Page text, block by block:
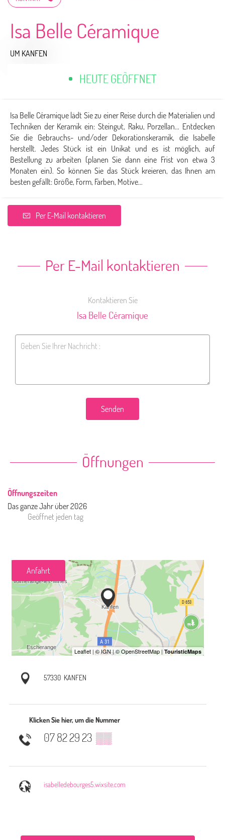
Isa Belle Céramique
UM KANFEN
HEUTE GEÖFFNET
Isa Belle Céramique lädt Sie zu einer Reise durch die Materialien und
Techniken der Keramik ein: Steingut, Raku, Porzellan... Entdecken
Sie die Gebrauchs- und/oder Dekorationskeramik, die Isabelle
herstellt. Jedes Stück ist ein Unikat und es ist möglich, auf
Bestellung zu arbeiten (planen Sie dann eine Frist von etwa 3
Monaten ein). So können Sie das Stück kreieren, das Ihnen am
besten gefällt: Größe, Form, Farben, Motive...
Per E-Mail kontaktieren
Per E-Mail kontaktieren
Kontaktieren Sie
Isa Belle Céramique
Senden
Öffnungen
Öffnungszeiten
Das ganze Jahr über 2026
Geöffnet jeden tag
Anfahrt
57330 KANFEN
Klicken Sie hier, um die Nummer
07 82 29 23 ▒▒
isabelledebourges5.wixsite.com